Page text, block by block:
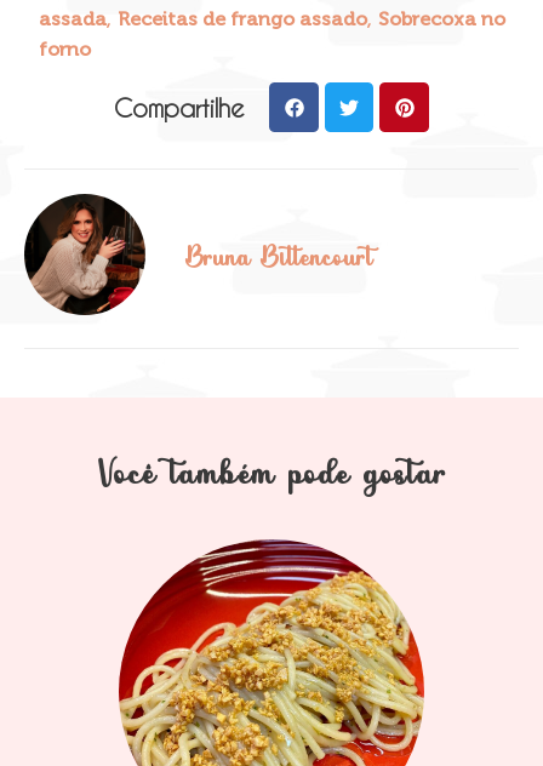
assada, Receitas de frango assado, Sobrecoxa no
forno
Compartilhe
Bruna Bittencourt
Você também pode gostar